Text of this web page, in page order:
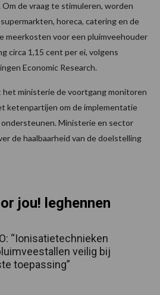
de vraag te stimuleren, worden
horeca, catering en de
meerkosten voor een pluimveehouder
circa 1,15 cent per ei, volgens
Economic Research.
het ministerie de voortgang monitoren
ketenpartijen om de implementatie
Ministerie en sector
de haalbaarheid van de doelstelling
jou! leghennen
“Ionisatietechnieken
veilig bij
toepassing”